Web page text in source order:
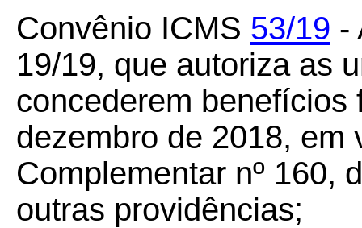
Convênio ICMS 53/19 -
19/19, que autoriza as
concederem benefícios
dezembro de 2018, em
Complementar nº 160,
outras providências;